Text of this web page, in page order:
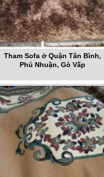
Tham Sofa ở Quận Tân Bình,
Phú Nhuận, Gò Vấp